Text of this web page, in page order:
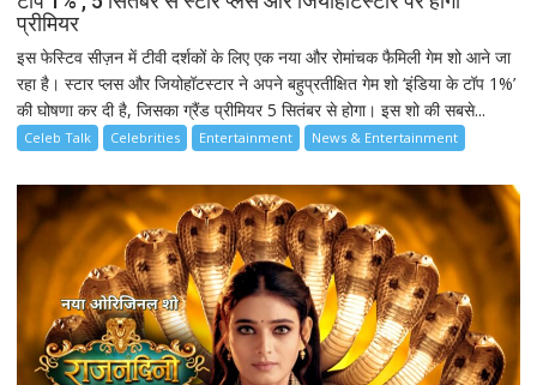
प्रीमियर
इस फेस्टिव सीज़न में टीवी दर्शकों के लिए एक नया और रोमांचक फैमिली गेम शो आने जा
रहा है। स्टार प्लस और जियोहॉटस्टार ने अपने बहुप्रतीक्षित गेम शो ‘इंडिया के टॉप 1%’
की घोषणा कर दी है, जिसका ग्रैंड प्रीमियर 5 सितंबर से होगा। इस शो की सबसे...
Celeb Talk Celebrities Entertainment News & Entertainment